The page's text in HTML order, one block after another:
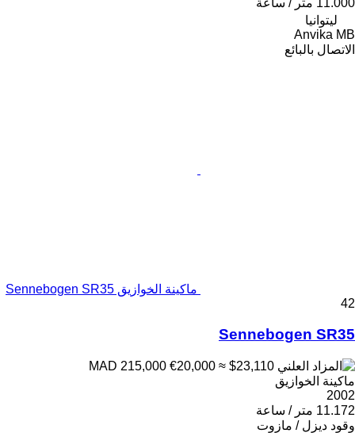
11.000 متر / ساعة
ليتوانيا
Anvika MB
الاتصال بالبائع
ماكينة الخوازيق Sennebogen SR35
42
Sennebogen SR35
€20,000 ≈ $23,110
ماكينة الخوازيق
2002
11.172 متر / ساعة
وقود ديزل / مازوت